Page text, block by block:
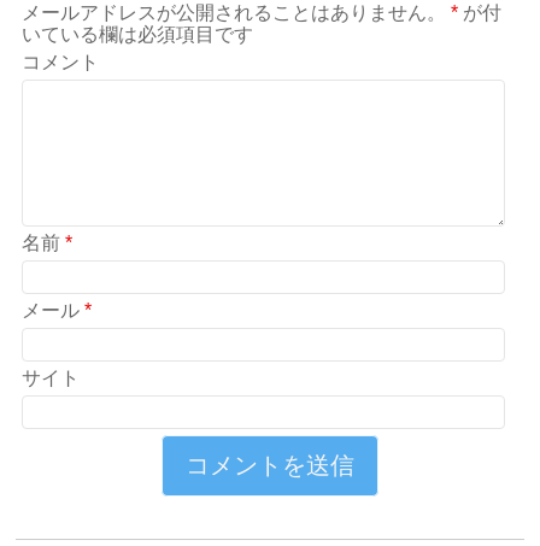
メールアドレスが公開されることはありません。 * が付
いている欄は必須項目です
コメント
名前*
メール*
サイト